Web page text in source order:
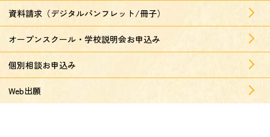
資料請求（デジタルパンフレット/冊子）
オープンスクール・学校説明会お申込み
個別相談お申込み
Web出願